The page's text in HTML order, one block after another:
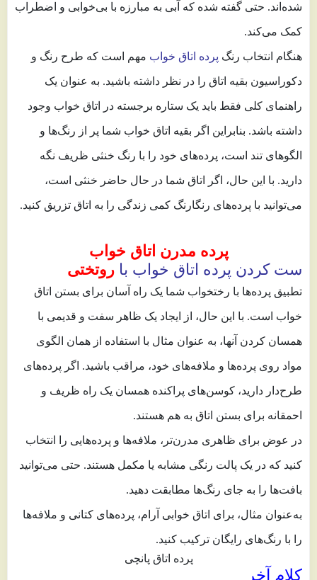
شده‌اند. حتی گفته شده که آبی به مبارزه با بی‌خوابی و اضطراب
کمک می‌کند.
هنگام انتخاب رنگ پرده اتاق خواب مهم است که طرح رنگ و
دکوراسیون بقیه اتاق را در نظر داشته باشید. به عنوان یک
راهنمای کلی فقط باید یک ستاره برجسته در اتاق خواب وجود
داشته باشد. بنابراین اگر بقیه اتاق خواب شما پر از رنگ‌ها و
الگوهای تند است، پرده‌های خود را با رنگ خنثی ظریف نگه
دارید. با این حال، اگر اتاق شما در حال حاضر خنثی است،
می‌توانید با پرده‌های رنگارنگ کمی زندگی را به اتاق تزریق کنید.
پرده مدرن اتاق خواب
ست کردن پرده اتاق خواب با روتختی
تطبیق پرده‌ها با رختخواب شما یک راه آسان برای بستن اتاق
خواب است. با این حال، از ایجاد یک ظاهر سفت و قدیمی با
همسان کردن آنها، به عنوان مثال با استفاده از همان الگوی
مواد روی پرده‌ها و ملافه‌های خود، مراقب باشید. اگر پرده‌های
طرح‌دار دارید، کوسن‌های پراکنده همسان یک راه ظریف و
احمقانه برای بستن اتاق به هم هستند.
در عوض برای ظاهری مدرن‌تر، ملافه‌ها و پرده‌هایی را انتخاب
کنید که در یک پالت رنگی مشابه یا مکمل هستند. حتی می‌توانید
بافت‌ها را به جای رنگ‌ها مطابقت دهید.
به‌عنوان مثال، برای اتاق خوابی آرام، پرده‌های کتانی و ملافه‌ها
را با رنگ‌های رایگان ترکیب کنید.
پرده اتاق پانچی
کلام آخر